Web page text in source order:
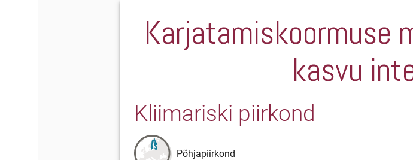
Karjatamiskoormuse
kasvu
Kliimariski piirkond
Põhjapiirkond